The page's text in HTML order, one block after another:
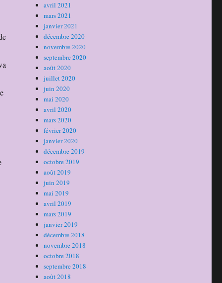
avril 2021
mars 2021
janvier 2021
décembre 2020
novembre 2020
septembre 2020
août 2020
juillet 2020
juin 2020
mai 2020
avril 2020
mars 2020
février 2020
janvier 2020
décembre 2019
octobre 2019
août 2019
juin 2019
mai 2019
avril 2019
mars 2019
janvier 2019
décembre 2018
novembre 2018
octobre 2018
septembre 2018
août 2018